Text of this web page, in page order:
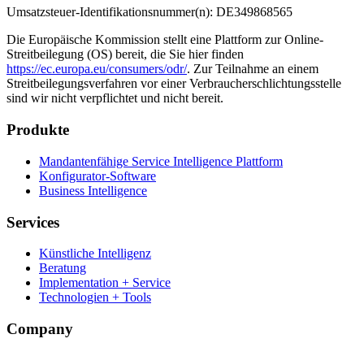
Umsatzsteuer-Identifikationsnummer(n): DE349868565
Die Europäische Kommission stellt eine Plattform zur Online-
Streitbeilegung (OS) bereit, die Sie hier finden
https://ec.europa.eu/consumers/odr/. Zur Teilnahme an einem
Streitbeilegungsverfahren vor einer Verbraucherschlichtungsstelle
sind wir nicht verpflichtet und nicht bereit.
Produkte
Mandantenfähige Service Intelligence Plattform
Konfigurator-Software
Business Intelligence
Services
Künstliche Intelligenz
Beratung
Implementation + Service
Technologien + Tools
Company